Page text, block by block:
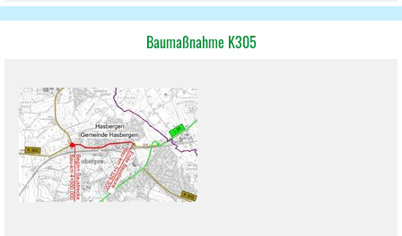
Baumaßnahme K305